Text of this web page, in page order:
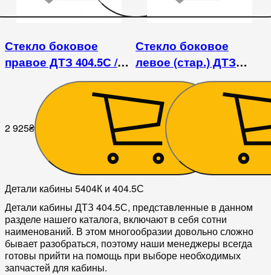
Стекло боковое
правое ДТЗ 404.5С /
ДТЗ 5404К (H-885, L-
430х498)
2 925₴
Стекло боковое
левое (стар.) ДТЗ
404.5С
3 150₴
Детали кабины 5404К и 404.5С
Детали кабины ДТЗ 404.5С, представленные в данном
разделе нашего каталога, включают в себя сотни
наименований. В этом многообразии довольно сложно
бывает разобраться, поэтому наши менеджеры всегда
готовы прийти на помощь при выборе необходимых
запчастей для кабины.